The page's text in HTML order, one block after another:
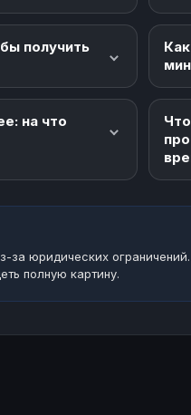
получить
на что
за юридических
полную картину.